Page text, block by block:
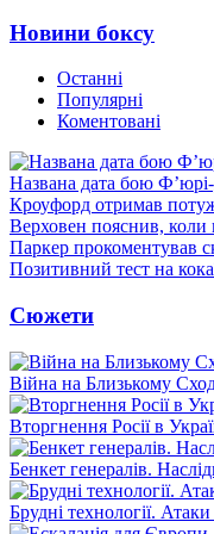
Новини боксу
Останні
Популярні
Коментовані
Названа дата бою
Кроуфорд отримав
Верховен пояснив, коли
Паркер прокоментував
Позитивний тест на
Сюжети
Війна на Близькому
Вторгнення Росії в
Бенкет генералів.
Брудні технології.